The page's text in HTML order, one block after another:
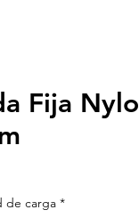
Fija
de carga *